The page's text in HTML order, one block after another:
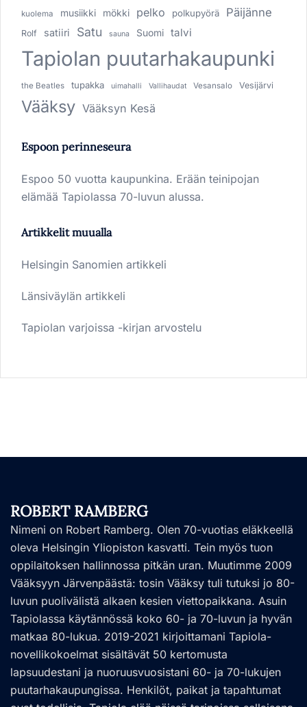
kuolema musiikki mökki pelko polkupyörä Päijänne
Rolf satiiri Satu sauna Suomi talvi
Tapiolan puutarhakaupunki
the Beatles tupakka uimahalli Vallihaudat Vesansalo Vesijärvi
Vääksy Vääksyn Kesä
Espoon perinneseura
Espoo 50 vuotta kaupunkina. Erään teinipojan
elämää Tapiolassa 70-luvun alussa.
Artikkelit muualla
Helsingin Sanomien artikkeli
Länsiväylän artikkeli
Tapiolan varjoissa -kirjan arvostelu
ROBERT RAMBERG
Nimeni on Robert Ramberg. Olen 70-vuotias eläkkeellä
oleva Helsingin Yliopiston kasvatti. Tein myös tuon
oppilaitoksen hallinnossa pitkän uran. Muutimme 2009
Vääksyyn Järvenpäästä: tosin Vääksy tuli tutuksi jo 80-
luvun puolivälistä alkaen kesien viettopaikkana. Asuin
Tapiolassa käytännössä koko 60- ja 70-luvun ja hyvän
matkaa 80-lukua. 2019-2021 kirjoittamani Tapiola-
novellikokoelmat sisältävät 50 kertomusta
lapsuudestani ja nuoruusvuosistani 60- ja 70-lukujen
puutarhakaupungissa. Henkilöt, paikat ja tapahtumat